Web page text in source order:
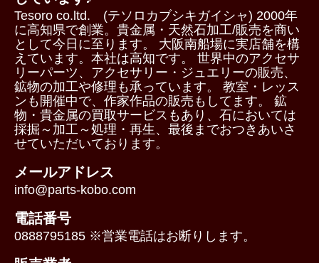
Tesoro co.ltd. (テソロカブシキガイシャ) 2000年
に高知県で創業。貴金属・天然石加工/販売を商い
として今日に至ります。 大阪南船場に実店舗を構
えています。本社は高知です。 世界中のアクセサ
リーパーツ、アクセサリー・ジュエリーの販売、
鉱物の加工や修理も承っています。 教室・レッス
ンも開催中で、作家作品の販売もしてます。 鉱
物・貴金属の買取サービスもあり、石においては
採掘～加工～処理・再生、最後までおつきあいさ
せていただいております。
メールアドレス
info@parts-kobo.com
電話番号
0888795185 ※営業電話はお断りします。